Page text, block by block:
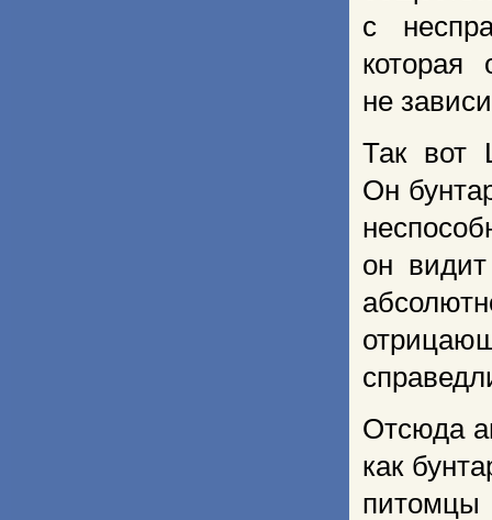
с
не
Так вот
Он
он
Отсюда
как
питомцы